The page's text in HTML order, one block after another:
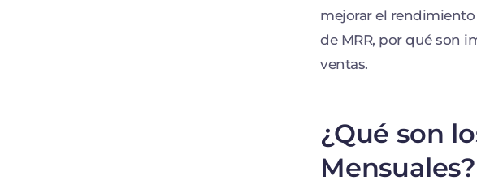
mejorar el
de MRR, por qué son
ventas.
¿Qué son
Mensuales?